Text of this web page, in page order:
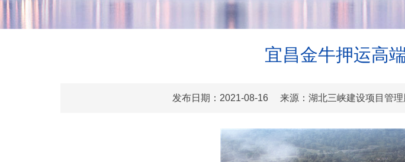
宜昌金牛押运高
发布日期：2021-08-16 来源：湖北三峡建设项目管